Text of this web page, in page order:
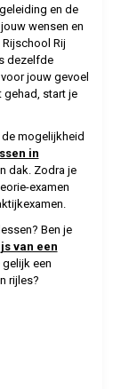
en de
wensen en
Rij
dezelfde
jouw gevoel
start je
mogelijkheid
in
dak. Zodra je
examen
Ben je
van een
een
rijles?